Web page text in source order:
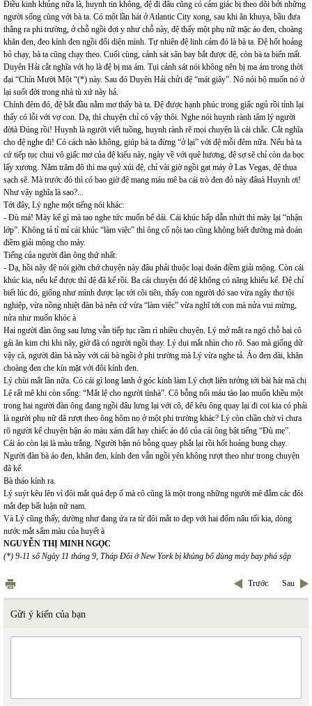
Điều kinh khủng nữa là, huynh tin không, đệ đi đâu cũng có cảm giác bị theo dõi bởi những
người sống cùng với bà ta. Có một lần hát ở Atlantic City xong, sau khi ăn khuya, bầu đưa
thẳng ra phi trường, ở chỗ ngồi đợi y như chỗ này, đệ thấy một phụ nữ mặc áo đen, choàng
khăn đen, đeo kính đen ngồi đối diện mình. Tự nhiên đệ linh cảm đó là bà ta. Đệ hốt hoảng
bỏ chạy, bà ta cũng chạy theo. Cuối cùng, cảnh sát sân bay bắt được đệ, còn bà ta biến mất.
Duyên Hải cắt nghĩa với họ là đệ bị ma ám. Tụi cảnh sát nói không nên bị ma ám trong thời
đại “Chín Mười Một “(*) này. Sau đó Duyên Hải chửi đệ “mát giây”. Nó nói bộ muốn nó ở
lại suốt đời trong nhà tù xứ này hả.
Chính đêm đó, đệ bắt đầu nằm mơ thấy bà ta. Đệ được hạnh phúc trong giấc ngủ rồi tỉnh lại
thấy có lỗi với vợ con. Dạ, thì chuyện chỉ có vậy thôi. Nghe nói huynh rành tâm lý người
đờià Đúng rồi! Huynh là người viết tuồng, huynh rành rẽ mọi chuyện là cái chắc. Cắt nghĩa
cho đệ nghe đi! Có cách nào không, giúp bà ta đừng “ở lại” với đệ mỗi đêm nữa. Nếu bà ta
cứ tiếp tục chui vô giấc mơ của đệ kiểu này, ngày về với quê hương, đệ sợ sẽ chỉ còn da bọc
lấy xương. Năm trăm đô thì ma quỷ xúi đệ, chỉ vài giờ ngồi gạt máy ở Las Vegas, đệ thua
sạch sẽ. Mà trước đó thì có bao giờ đệ mang máu mê ba cái trò đen đỏ này đâuà Huynh ơi!
Như vậy nghĩa là sao?...
Tới đây, Lý nghe một tiếng nói khác:
- Đù má! Mày kể gì mà tao nghe tức muốn bể dái. Cái khúc hấp dẫn nhứt thì mày lại “nhận
lớp”. Không tả tỉ mỉ cái khúc “làm việc” thì ông cố nội tao cũng không biết đường mà đoán
điềm giải mộng cho mày.
Tiếng của người đàn ông thứ nhất:
- Dạ, hồi nãy đệ nói giỡn chớ chuyện này đâu phải thuộc loại đoán điềm giải mộng. Còn cái
khúc kia, nếu kể được thì đệ đã kể rồi. Ba cái chuyện đó đệ không có năng khiếu kể. Đệ chỉ
biết lúc đó, giống như mình được lạc tới cõi tiên, thấy con người đó sao vừa ngây thơ tội
nghiệp, vừa nồng nhiệt đàn bà nên cứ vừa “làm việc” vừa nghĩ tới con mà nửa vui mừng,
nửa như muốn khóc à
Hai người đàn ông sau lưng vẫn tiếp tục rầm rì nhiều chuyện. Lý mở mắt ra ngó chỗ hai cô
gái ăn kim chi khi nãy, giờ đã có người ngồi thay. Lý dụi mắt nhìn cho rõ. Sao mà giống dữ
vậy cà, người đàn bà nầy với cái bà ngồi ở phi trường mà Lý vừa nghe tả. Áo đen dài, khăn
choàng đen che kín mặt với đôi kính đen.
Lý chùi mắt lần nữa. Có cái gì long lanh ở góc kính làm Lý chợt liên tưởng tới bài hát mà chị
Lệ rất mê khi còn sống: “Mắt lệ cho người tìnhà”. Cô bỗng nổi máu tào lao muốn khều một
trong hai người đàn ông đang ngồi đâu lưng lại với cô, để kêu ông quay lại đi coi kia có phải
là người phụ nữ đã rượt theo ông hôm nọ ở một phi trường khác? Lý còn chần chờ vì chưa
rõ người kể chuyện bận áo màu xám đất hay chiếc áo đó của cái ông bật tiếng “Đù mẹ”.
Cái áo còn lại là màu trắng. Người bận nó bỗng quay phắt lại rồi hốt hoảng bung chạy.
Người đàn bà áo đen, khăn đen, kính đen vẫn ngồi yên không rượt theo như trong chuyện
đã kể.
Bà tháo kính ra.
Lý suýt kêu lên vì đôi mắt quá đẹp ố mà cô cũng là một trong những người mê đắm các đôi
mắt đẹp bất luận nữ nam.
Và Lý cũng thấy, dường như đang ứa ra từ đôi mắt to đẹp với hai đốm nâu tối kia, dòng
nước mắt sẩm màu của huyết à
NGUYỄN THỊ MINH NGỌC
(*) 9-11 số Ngày 11 tháng 9, Tháp Đôi ở New York bị khủng bố dùng máy bay phá sập
Trước Sau
Gửi ý kiến của bạn